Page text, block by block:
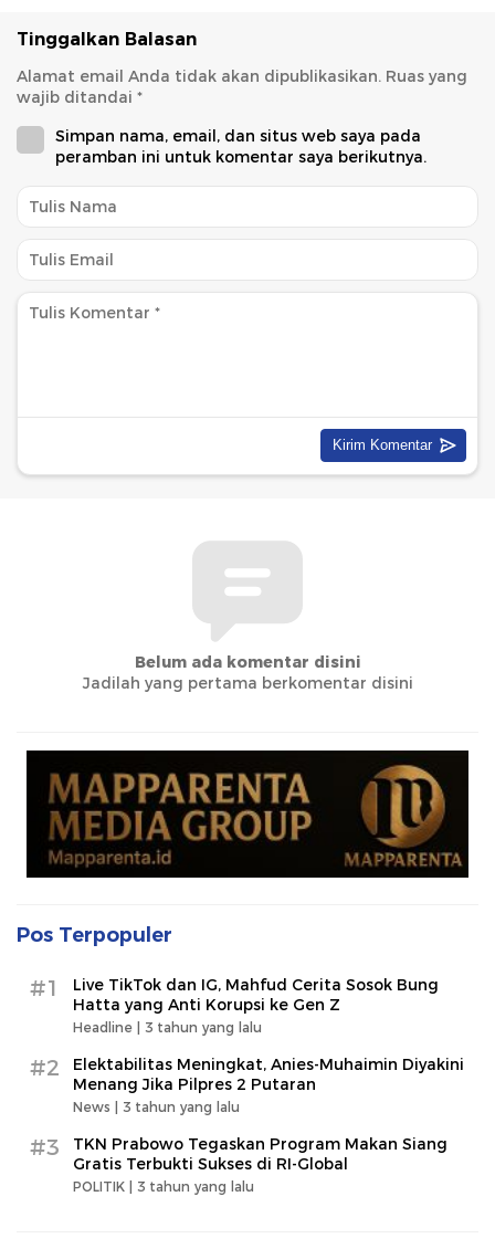
Tinggalkan Balasan
Alamat email Anda tidak akan dipublikasikan. Ruas yang
wajib ditandai *
Simpan nama, email, dan situs web saya pada
peramban ini untuk komentar saya berikutnya.
Belum ada komentar disini
Jadilah yang pertama berkomentar disini
Pos Terpopuler
#1
Live TikTok dan IG, Mahfud Cerita Sosok Bung
Hatta yang Anti Korupsi ke Gen Z
Headline | 3 tahun yang lalu
#2
Elektabilitas Meningkat, Anies-Muhaimin Diyakini
Menang Jika Pilpres 2 Putaran
News | 3 tahun yang lalu
#3
TKN Prabowo Tegaskan Program Makan Siang
Gratis Terbukti Sukses di RI-Global
POLITIK | 3 tahun yang lalu